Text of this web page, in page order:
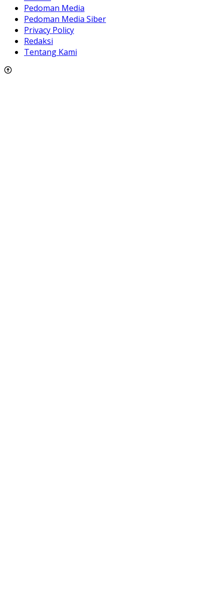
Pedoman Media
Pedoman Media Siber
Privacy Policy
Redaksi
Tentang Kami